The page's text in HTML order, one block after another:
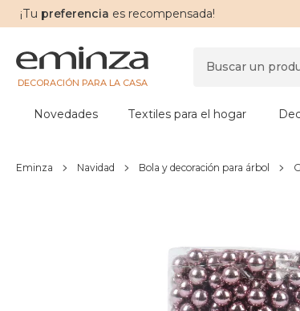
¡Tu preferencia es recompensada!
DECORACIÓN PARA LA CASA
Novedades Textiles para el hogar
Eminza Navidad Bola y decoración para árbol